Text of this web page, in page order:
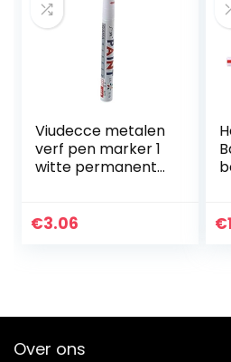
Viudecce metalen
verf pen marker 1
witte permanente
€3.06 €
Over ons